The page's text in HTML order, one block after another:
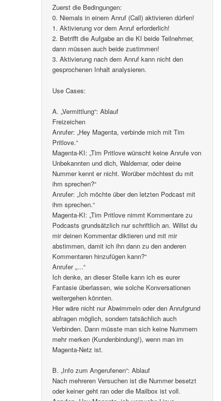
Zuerst die Bedingungen:
0. Niemals in einem Anruf (Call) aktivieren dürfen!
1. Aktivierung vor dem Anruf erforderlich!
2. Betrifft die Aufgabe an die KI beide Teilnehmer,
dann müssen auch beide zustimmen!
3. Aktivierung nach dem Anruf kann nicht den
gesprochenen Inhalt analysieren.
Use Cases:
A. „Vermittlung“: Ablauf
Freizeichen
Anrufer: „Hey Magenta, verbinde mich mit Tim
Pritlove.“
Magenta-KI: „Tim Pritlove wünscht keine Anrufe von
Unbekannten und dich, Waldemar, oder deine
Nummer kennt er nicht. Worüber möchtest du mit
ihm sprechen?“
Anrufer: „Ich möchte über den letzten Podcast mit
ihm sprechen.“
Magenta-KI: „Tim Pritlove nimmt Kommentare zu
Podcasts grundsätzlich nur schriftlich an. Willst du
mir deinen Kommentar diktieren und mit mir
abstimmen, damit ich ihn dann zu den anderen
Kommentaren hinzufügen kann?“
Anrufer „…“
Ich denke, an dieser Stelle kann ich es eurer
Fantasie überlassen, wie solche Konversationen
weitergehen könnten.
Hier wäre nicht nur Abwimmeln oder den Anrufgrund
abfragen möglich, sondern tatsächlich auch
Verbinden. Dann müsste man sich keine Nummern
mehr merken (Kundenbindung!), wenn man im
Magenta-Netz ist.
B. „Info zum Angerufenen“: Ablauf
Nach mehreren Versuchen ist die Nummer besetzt
oder keiner geht ran oder die Mailbox ist voll.